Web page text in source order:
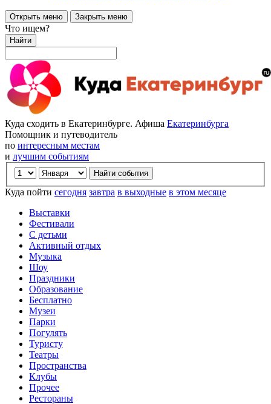
Открыть меню Закрыть меню
Что ищем?
Найти
Куда сходить в Екатеринбурге. Афиша Екатеринбурга
Помощник и путеводитель
по интересным местам
и лучшим событиям
Куда пойти сегодня завтра в выходные в этом месяце
Выставки
Фестивали
С детьми
Активный отдых
Музыка
Шоу
Праздники
Образование
Бесплатно
Музеи
Парки
Погулять
Туристу
Театры
Пространства
Клубы
Прочее
Рестораны